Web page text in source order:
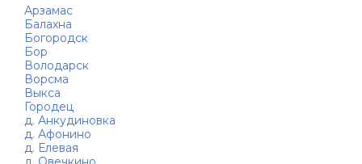
Арзамас
Балахна
Богородск
Бор
Володарск
Ворсма
Выкса
Городец
д. Анкудиновка
д. Афонино
д. Елевая